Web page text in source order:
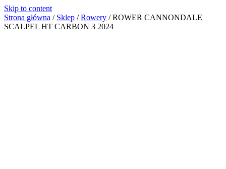
Skip to content
Strona główna / Sklep / Rowery / ROWER CANNONDALE
SCALPEL HT CARBON 3 2024